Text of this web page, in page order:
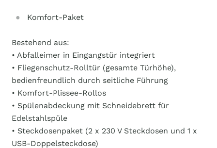
Komfort-Paket
Bestehend aus:
• Abfalleimer in Eingangstür integriert
• Fliegenschutz-Rolltür (gesamte Türhöhe),
bedienfreundlich durch seitliche Führung
• Komfort-Plissee-Rollos
• Spülenabdeckung mit Schneidebrett für
Edelstahlspüle
• Steckdosenpaket (2 x 230 V Steckdosen und 1 x
USB-Doppelsteckdose)